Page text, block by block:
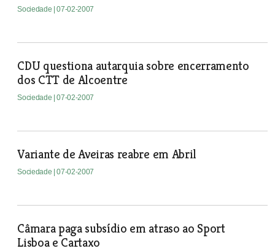
Sociedade | 07-02-2007
CDU questiona autarquia sobre encerramento
dos CTT de Alcoentre
Sociedade | 07-02-2007
Variante de Aveiras reabre em Abril
Sociedade | 07-02-2007
Câmara paga subsídio em atraso ao Sport
Lisboa e Cartaxo